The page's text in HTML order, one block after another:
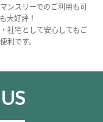
ンスリーでのご利用も可
大好評！
社宅として安心してもご
利です。